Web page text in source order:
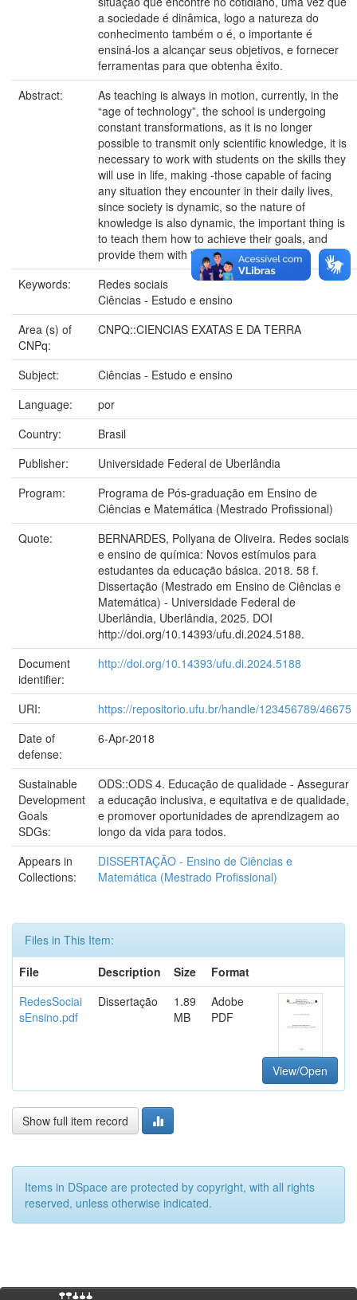
a sociedade é dinâmica, logo a natureza do
conhecimento também o é, o importante é
ensiná-los a alcançar seus objetivos, e fornecer
ferramentas para que obtenha êxito.
Abstract:
As teaching is always in motion, currently, in the
“age of technology”, the school is undergoing
constant transformations, as it is no longer
possible to transmit only scientific knowledge, it is
necessary to work with students on the skills they
will use in life, making -those capable of facing
any situation they encounter in their daily lives,
since society is dynamic, so the nature of
knowledge is also dynamic, the important thing is
to teach them how to achieve their goals, and
provide them with tools to be successful.
Keywords:
Redes sociais
Ciências - Estudo e ensino
Area (s) of
CNPq:
CNPQ::CIENCIAS EXATAS E DA TERRA
Subject:
Ciências - Estudo e ensino
Language:
por
Country:
Brasil
Publisher:
Universidade Federal de Uberlândia
Program:
Programa de Pós-graduação em Ensino de
Ciências e Matemática (Mestrado Profissional)
Quote:
BERNARDES, Pollyana de Oliveira. Redes sociais
e ensino de química: Novos estímulos para
estudantes da educação básica. 2018. 58 f.
Dissertação (Mestrado em Ensino de Ciências e
Matemática) - Universidade Federal de
Uberlândia, Uberlândia, 2025. DOI
http://doi.org/10.14393/ufu.di.2024.5188.
Document
identifier:
http://doi.org/10.14393/ufu.di.2024.5188
URI:
https://repositorio.ufu.br/handle/123456789/46675
Date of
defense:
6-Apr-2018
Sustainable
Development
Goals
SDGs:
ODS::ODS 4. Educação de qualidade - Assegurar
a educação inclusiva, e equitativa e de qualidade,
e promover oportunidades de aprendizagem ao
longo da vida para todos.
Appears in
Collections:
DISSERTAÇÃO - Ensino de Ciências e
Matemática (Mestrado Profissional)
Files in This Item:
File
Description Size
Format
RedesSociai
sEnsino.pdf
Dissertação
1.89
MB
Adobe
PDF
View/Open
Show full item record
Items in DSpace are protected by copyright, with all rights
reserved, unless otherwise indicated.